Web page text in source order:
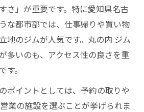
さ」が重要です。特に愛知県名古
な都市部では、仕事帰りや買い物
地のジムが人気です。丸の内 ジム
多いのも、アクセス性の良さを重
。
ポイントとしては、予約の取りや
業の施設を選ぶことが挙げられま